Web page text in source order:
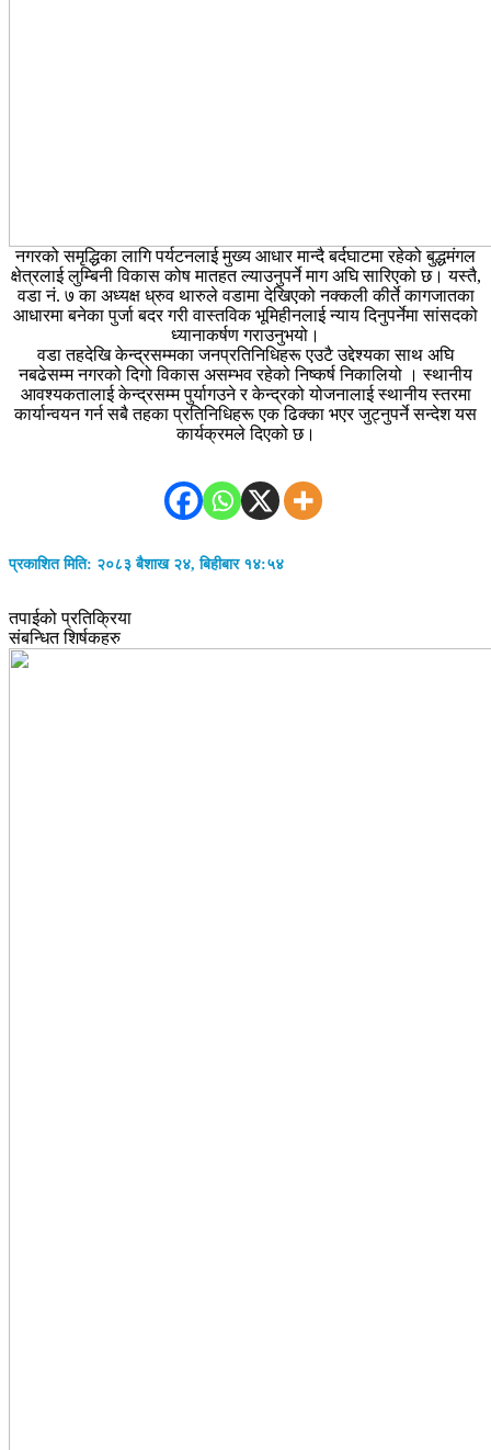
नगरको समृद्धिका लागि पर्यटनलाई मुख्य आधार मान्दै बर्दघाटमा रहेको बुद्धमंगल
क्षेत्रलाई लुम्बिनी विकास कोष मातहत ल्याउनुपर्ने माग अघि सारिएको छ। यस्तै,
वडा नं. ७ का अध्यक्ष ध्रुव थारुले वडामा देखिएको नक्कली कीर्ते कागजातका
आधारमा बनेका पुर्जा बदर गरी वास्तविक भूमिहीनलाई न्याय दिनुपर्नेमा सांसदको
ध्यानाकर्षण गराउनुभयो।
वडा तहदेखि केन्द्रसम्मका जनप्रतिनिधिहरू एउटै उद्देश्यका साथ अघि
नबढेसम्म नगरको दिगो विकास असम्भव रहेको निष्कर्ष निकालियो । स्थानीय
आवश्यकतालाई केन्द्रसम्म पुर्यागउने र केन्द्रको योजनालाई स्थानीय स्तरमा
कार्यान्वयन गर्न सबै तहका प्रतिनिधिहरू एक ढिक्का भएर जुट्नुपर्ने सन्देश यस
कार्यक्रमले दिएको छ।
प्रकाशित मिति: २०८३ बैशाख २४, बिहीबार १४:५४
तपाईको प्रतिक्रिया
संबन्धित शिर्षकहरु